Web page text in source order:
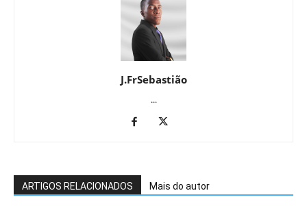
J.FrSebastião
...
ARTIGOS RELACIONADOS Mais do autor